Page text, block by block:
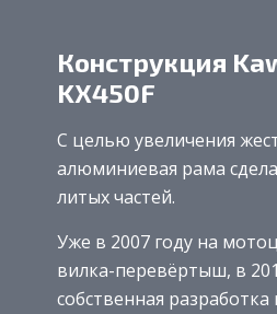
Конструкция
KX450F
С целью увеличения
алюминиевая рама
литых частей.
Уже в 2007 году на
вилка-перевёртыш, в
собственная